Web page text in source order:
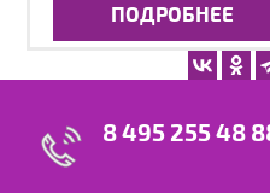
ПОДРОБНЕЕ
8 495 255 48